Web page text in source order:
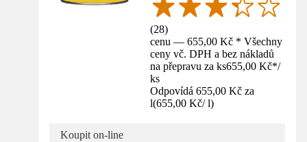
(28)
cenu — 655,00 Kč * Všechny
ceny vč. DPH a bez nákladů
na přepravu za ks655,00 Kč*/
ks
Odpovídá 655,00 Kč za
l(655,00 Kč/ l)
Koupit on-line